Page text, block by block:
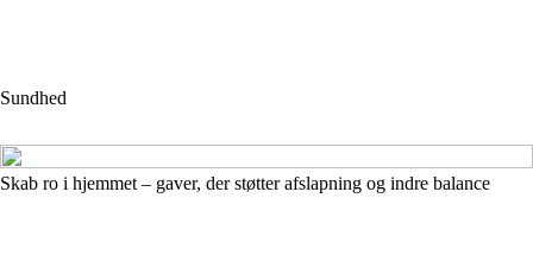
Sundhed
Skab ro i hjemmet – gaver, der støtter afslapning og indre balance